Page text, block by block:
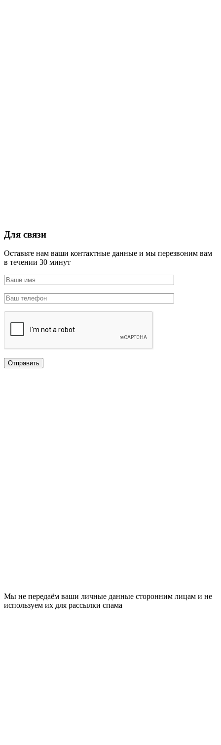
Для связи
Оставьте нам ваши контактные данные и мы перезвоним вам
в течении 30 минут
Мы не передаём ваши личные данные сторонним лицам и не
используем их для рассылки спама